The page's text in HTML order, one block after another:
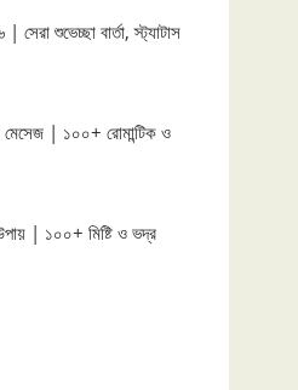
সেরা শুভেচ্ছা বার্তা, স্ট্যাটাস
মেসেজ | ১০০+ রোমান্টিক ও
| ১০০+ মিষ্টি ও ভদ্র